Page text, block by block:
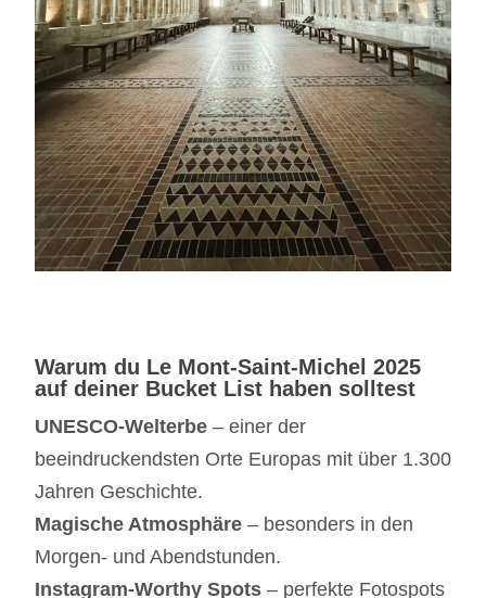
Warum du Le Mont-Saint-Michel 2025
auf deiner Bucket List haben solltest
UNESCO-Welterbe – einer der
beeindruckendsten Orte Europas mit über 1.300
Jahren Geschichte.
Magische Atmosphäre – besonders in den
Morgen- und Abendstunden.
Instagram-Worthy Spots – perfekte Fotospots